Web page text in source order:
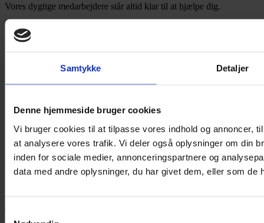
Samtykke Detaljer
Denne hjemmeside bruger cookies
Vi bruger cookies til at tilpasse vores indhold og annoncer,
at analysere vores trafik. Vi deler også oplysninger om din
inden for sociale medier, annonceringspartnere og
data med andre oplysninger, du har givet dem, eller som de
Samtykkevalg
Vores dygtige medarbejdere står altid klar til at hjælpe dig.
Kontakt os
med afdelingskontorer i Tønder, Løgumkloster,
Toftlund og Vojens er dit naturlige valg, når du har brug for stærke